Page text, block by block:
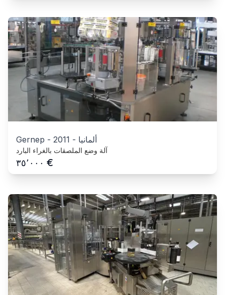
Gernep - 2011 - ألمانيا
آلة وضع الملصقات بالغراء البارد
٣٥٬٠٠٠ €